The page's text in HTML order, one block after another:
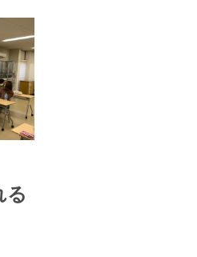
る